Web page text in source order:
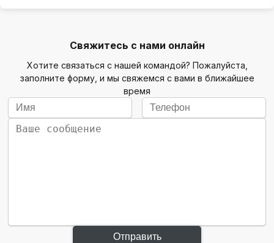
Свяжитесь с нами онлайн
Хотите связаться с нашей командой? Пожалуйста,
заполните форму, и мы свяжемся с вами в ближайшее
время
Отправить